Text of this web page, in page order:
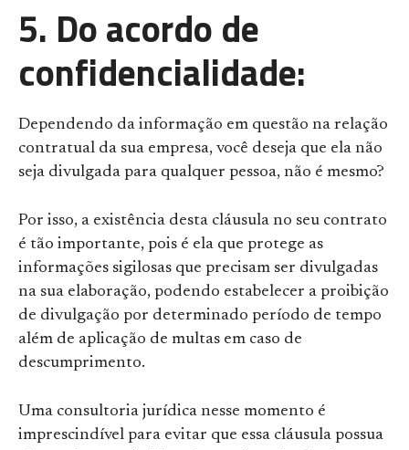
5. Do acordo de
confidencialidade:
Dependendo da informação em questão na relação
contratual da sua empresa, você deseja que ela não
seja divulgada para qualquer pessoa, não é mesmo?
Por isso, a existência desta cláusula no seu contrato
é tão importante, pois é ela que protege as
informações sigilosas que precisam ser divulgadas
na sua elaboração, podendo estabelecer a proibição
de divulgação por determinado período de tempo
além de aplicação de multas em caso de
descumprimento.
Uma consultoria jurídica nesse momento é
imprescindível para evitar que essa cláusula possua